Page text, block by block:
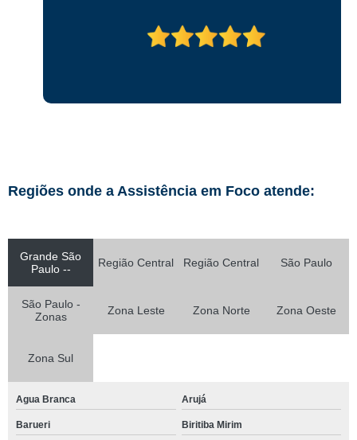
Regiões onde a Assistência em Foco atende:
Grande São
Paulo --
Região Central Região Central São Paulo
São Paulo -
Zonas
Zona Leste Zona Norte Zona Oeste
Zona Sul
Agua Branca Arujá
Barueri Biritiba Mirim